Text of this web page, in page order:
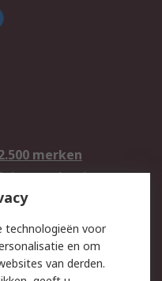
merken
advies
technologieën voor
en om
van derden.